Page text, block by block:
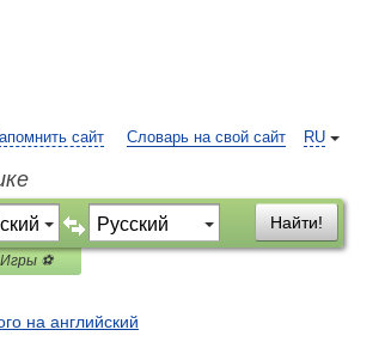
RU
сайт Словарь на свой сайт
Найти!
Игры ⚽
на английский